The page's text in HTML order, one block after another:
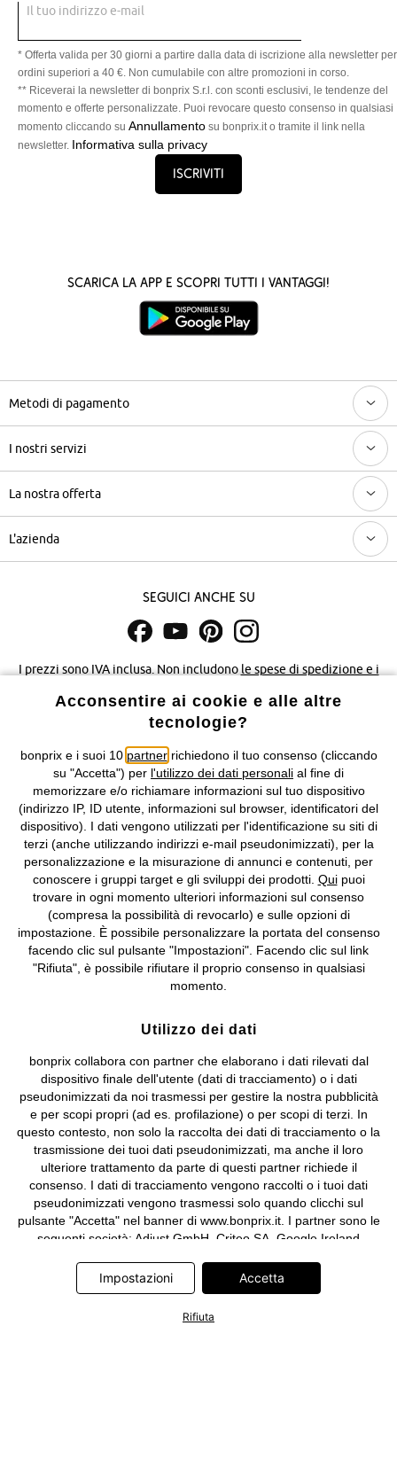
Il tuo indirizzo e-mail
* Offerta valida per 30 giorni a partire dalla data di iscrizione alla newsletter per
ordini superiori a 40 €. Non cumulabile con altre promozioni in corso.
** Riceverai la newsletter di bonprix S.r.l. con sconti esclusivi, le tendenze del
momento e offerte personalizzate. Puoi revocare questo consenso in qualsiasi
momento cliccando su Annullamento su bonprix.it o tramite il link nella
newsletter. Informativa sulla privacy
Iscriviti
Scarica la App e scopri tutti i vantaggi!
Metodi di pagamento
I nostri servizi
La nostra offerta
L'azienda
Seguici anche su
I prezzi sono IVA inclusa. Non includono le spese di spedizione e i
Condizioni di vendita Accessibilità
Informativa privacy e cookie Gestione dei cookie
Informazioni legali Diritto di recesso
©2026 bonprix.Tutti i diritti riservati.
bonprix S.r.l. con socio unico, sede legale: via Adua 33 - 13855
Valdengo (BI) C.F. 01510910027 - P.I. 01939830020, Reg. Imprese di
Biella n. 01510910027, R.E.A. BI - 171345, N. Reg. Pile:
IT09060P00000858, N. Reg. AEE: IT08020000002105 Capitale
Sociale: euro 1.000.000 i.v, Società soggetta all'attività di direzione
e coordinamento di bonprix Beteiligungs -Verwaltungsgesellschaft
mbH.
Acconsentire ai cookie e alle altre
tecnologie?
bonprix e i suoi 10 partnerrichiedono il tuo consenso (cliccando
su "Accetta") per l'utilizzo dei dati personali al fine di
memorizzare e/o richiamare informazioni sul tuo dispositivo
(indirizzo IP, ID utente, informazioni sul browser, identificatori del
dispositivo). I dati vengono utilizzati per l'identificazione su siti di
terzi (anche utilizzando indirizzi e-mail pseudonimizzati), per la
personalizzazione e la misurazione di annunci e contenuti, per
conoscere i gruppi target e gli sviluppi dei prodotti. Quipuoi
trovare in ogni momento ulteriori informazioni sul consenso
(compresa la possibilità di revocarlo) e sulle opzioni di
impostazione. È possibile personalizzare la portata del consenso
facendo clic sul pulsante "Impostazioni". Facendo clic sul link
"Rifiuta", è possibile rifiutare il proprio consenso in qualsiasi
momento.
Utilizzo dei dati
bonprix collabora con partner che elaborano i dati rilevati dal
dispositivo finale dell'utente (dati di tracciamento) o i dati
pseudonimizzati da noi trasmessi per gestire la nostra pubblicità
e per scopi propri (ad es. profilazione) o per scopi di terzi. In
questo contesto, non solo la raccolta dei dati di tracciamento o la
trasmissione dei tuoi dati pseudonimizzati, ma anche il loro
ulteriore trattamento da parte di questi partner richiede il
consenso. I dati di tracciamento vengono raccolti o i tuoi dati
pseudonimizzati vengono trasmessi solo quando clicchi sul
pulsante "Accetta" nel banner di www.bonprix.it. I partner sono le
seguenti società: Adjust GmbH, Criteo SA, Google Ireland
Meta Platforms Ireland Limited, Microsoft Ireland Operations
Limited, Pinterest Europe Limited, RTB-House GmbH, TikTok
trattamento dei dati da parte di questi partner sono disponibili
Impostazioni Accetta
Rifiuta